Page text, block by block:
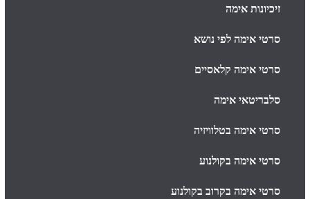
זיכיונות אימה
סרטי אימה לפי נושא
סרטי אימה קלאסיים
סלבריטאי אימה
סרטי אימה בטלוויזיה
סרטי אימה בקולנוע
סרטי אימה בקרוב בקולנוע